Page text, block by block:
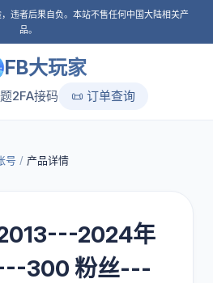
违者后果自负。本站不售任何中国大陆相关产
品。
FB大玩家
2FA接码 📜 订单查询
号 / 产品详情
2024年
300 粉丝---